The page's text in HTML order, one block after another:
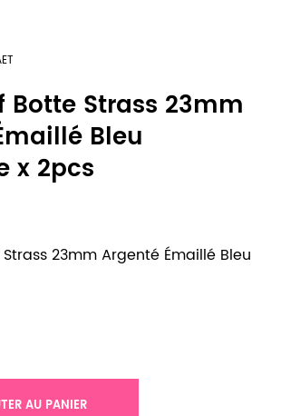
Botte Strass 23mm
Bleu
x 2pcs
23mm Argenté Émaillé Bleu
AU PANIER